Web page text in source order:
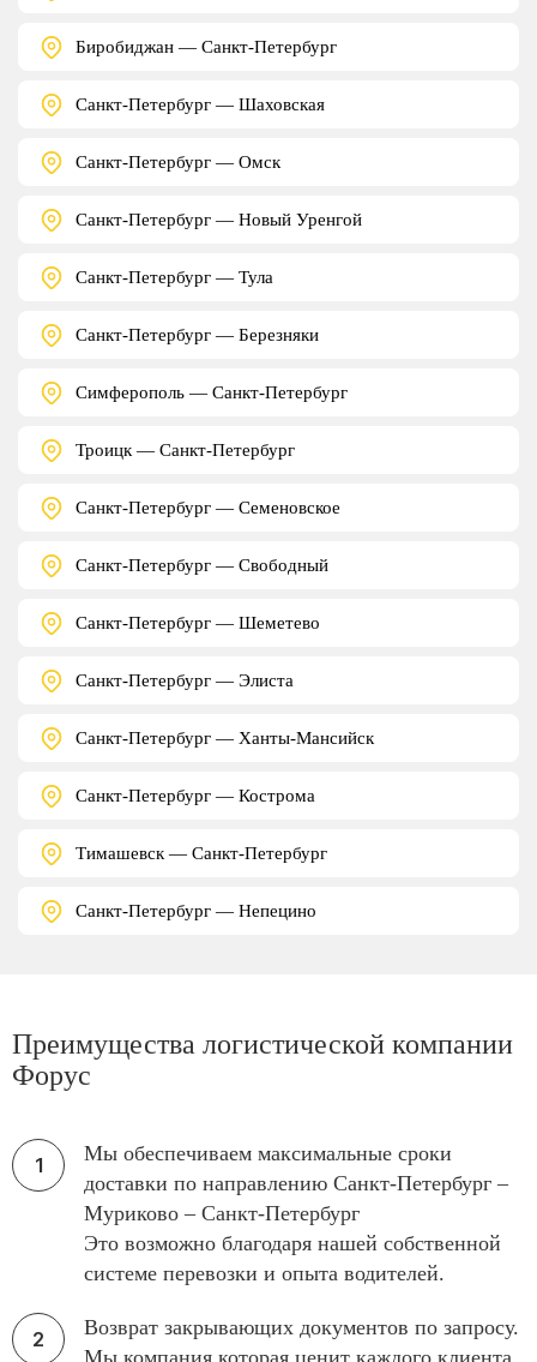
Биробиджан — Санкт-Петербург
Санкт-Петербург — Шаховская
Санкт-Петербург — Омск
Санкт-Петербург — Новый Уренгой
Санкт-Петербург — Тула
Санкт-Петербург — Березняки
Симферополь — Санкт-Петербург
Троицк — Санкт-Петербург
Санкт-Петербург — Семеновское
Санкт-Петербург — Свободный
Санкт-Петербург — Шеметево
Санкт-Петербург — Элиста
Санкт-Петербург — Ханты-Мансийск
Санкт-Петербург — Кострома
Тимашевск — Санкт-Петербург
Санкт-Петербург — Непецино
Преимущества логистической компании
Форус
Мы обеспечиваем максимальные сроки
доставки по направлению Санкт-Петербург –
Муриково – Санкт-Петербург
Это возможно благодаря нашей собственной
системе перевозки и опыта водителей.
Возврат закрывающих документов по запросу.